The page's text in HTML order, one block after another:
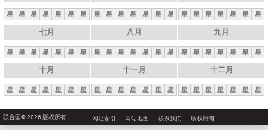
星 星 星 星 星 星 星 星 星 星 星 星 星 星 星 星 星 星 星 星 星
七月
星 星 星 星 星 星 星
八月
星 星 星 星 星 星 星
九月
星 星 星 星 星 星 星
十月
星 星 星 星 星 星 星
十一月
星 星 星 星 星 星 星
十二月
星 星 星 星 星 星 星
联合国© 2026 版权所有 网址索引 网站地图 联系我们 版权所有